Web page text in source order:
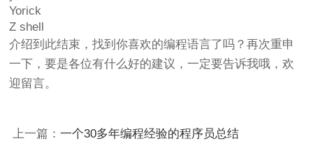
Yorick
Z shell
介绍到此结束，找到你喜欢的编程语言了吗？再次重申
一下，要是各位有什么好的建议，一定要告诉我哦，欢
迎留言。
上一篇： 一个30多年编程经验的程序员总结